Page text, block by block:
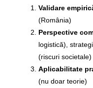
Validare
(România)
Perspective
logistică),
(riscuri societale)
Aplicabilitate
(nu doar teorie)